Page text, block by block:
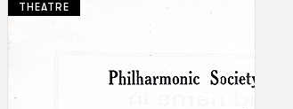
Koleksi Kami
THEATRE